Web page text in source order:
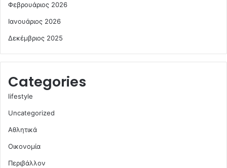
Φεβρουάριος 2026
Ιανουάριος 2026
Δεκέμβριος 2025
Categories
lifestyle
Uncategorized
Αθλητικά
Οικονομία
Περιβάλλον